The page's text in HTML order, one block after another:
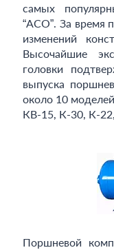
самых
“АСО”. За время
изменений
Высочайшие
головки
выпуска
около 10
КВ-15, К-30, К-
Поршневой